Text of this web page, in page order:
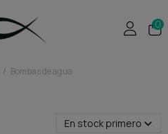
0
Bombas de agua
En stock primero